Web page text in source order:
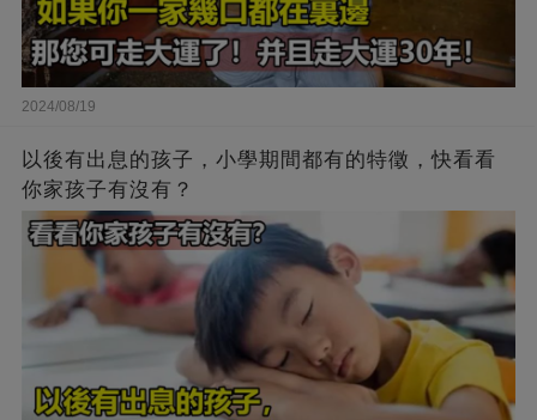
2024/08/19
以後有出息的孩子，小學期間都有的特徵，快看看
你家孩子有沒有？